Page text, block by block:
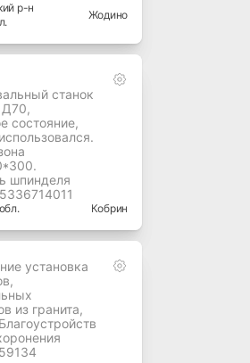
р-н
Жодино
станок
состояние,
шпинделя
обл. Кобрин
установка
из гранита,